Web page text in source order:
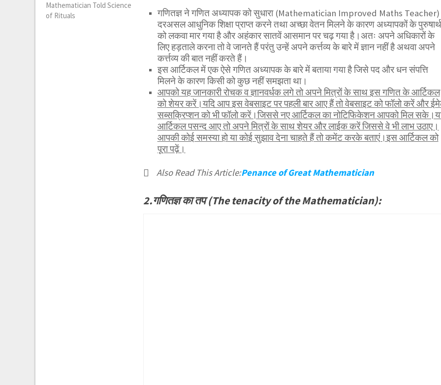
गणितज्ञ ने गणित अध्यापक को सुधारा (Mathematician Improved Maths
दरअसल आधुनिक शिक्षा प्राप्त करने तथा अच्छा वेतन मिलने के कारण अध्यापकों के पुरुषार्थ
को लकवा मार गया है और अहंकार सातवें आसमान पर चढ़ गया है।अतः अपने अधिकारों के
लिए हड़ताले करना तो वे जानते हैं परंतु उन्हें अपने कर्त्तव्य के बारे में ज्ञान नहीं है अथवा अपने
कर्त्तव्य की बात नहीं करते हैं।
इस आर्टिकल में एक ऐसे गणित अध्यापक के बारे में बताया गया है जिसे पद और धन संपत्ति
मिलने के कारण किसी को कुछ नहीं समझता था।
आपको यह जानकारी रोचक व ज्ञानवर्धक लगे तो अपने मित्रों के साथ इस गणित के आर्टिकल
को शेयर करें।यदि आप इस वेबसाइट पर पहली बार आए हैं तो वेबसाइट को फॉलो करें और
सब्सक्रिप्शन को भी फॉलो करें।जिससे नए आर्टिकल का नोटिफिकेशन आपको मिल
आर्टिकल पसन्द आए तो अपने मित्रों के साथ शेयर और लाईक करें जिससे वे भी लाभ उठाए।
आपकी कोई समस्या हो या कोई सुझाव देना चाहते हैं तो कमेंट करके बताएं।इस आर्टिकल को
पूरा पढ़ें।
Also Read This Article:Penance of Great Mathematician
2.गणितज्ञ का तप (The tenacity of the Mathematician):
Mathematician Told Science
of Rituals